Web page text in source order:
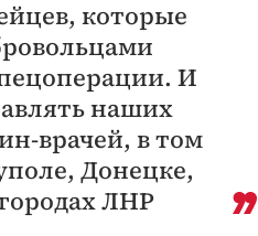
которые
И
наших
врачей, в том
Донецке,
ЛНР